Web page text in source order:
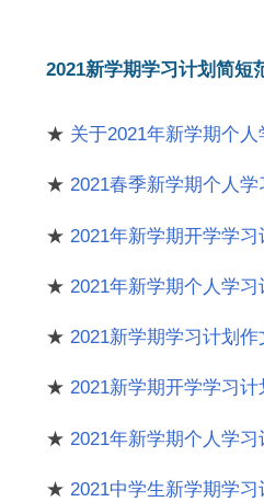
2021新学期学习计划简短
★ 关于2021年新学期个
★ 2021春季新学期个人
★ 2021年新学期开学学
★ 2021年新学期个人学
★ 2021新学期学习计划
★ 2021新学期开学学习计
★ 2021年新学期个人学
★ 2021中学生新学期学习